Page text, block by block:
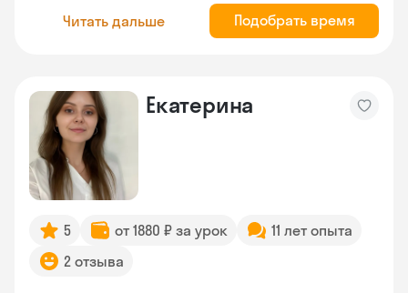
Читать дальше Подобрать время
Екатерина
5 от 1880 ₽ за урок
11 лет опыта
2 отзыва